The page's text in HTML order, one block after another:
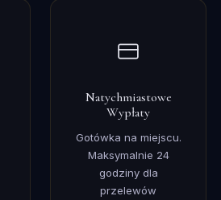
Natychmiastowe
Wypłaty
Gotówka na miejscu.
Maksymalnie 24
godziny dla
przelewów